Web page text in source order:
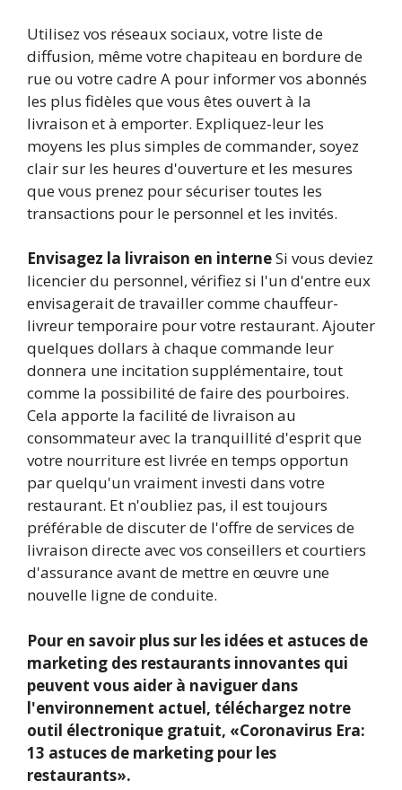
Utilisez vos réseaux sociaux, votre liste de
diffusion, même votre chapiteau en bordure de
rue ou votre cadre A pour informer vos abonnés
les plus fidèles que vous êtes ouvert à la
livraison et à emporter. Expliquez-leur les
moyens les plus simples de commander, soyez
clair sur les heures d'ouverture et les mesures
que vous prenez pour sécuriser toutes les
transactions pour le personnel et les invités.
Envisagez la livraison en interneSi vous deviez
licencier du personnel, vérifiez si l'un d'entre eux
envisagerait de travailler comme chauffeur-
livreur temporaire pour votre restaurant. Ajouter
quelques dollars à chaque commande leur
donnera une incitation supplémentaire, tout
comme la possibilité de faire des pourboires.
Cela apporte la facilité de livraison au
consommateur avec la tranquillité d'esprit que
votre nourriture est livrée en temps opportun
par quelqu'un vraiment investi dans votre
restaurant. Et n'oubliez pas, il est toujours
préférable de discuter de l'offre de services de
livraison directe avec vos conseillers et courtiers
d'assurance avant de mettre en œuvre une
nouvelle ligne de conduite.
Pour en savoir plus sur les idées et astuces de
marketing des restaurants innovantes qui
peuvent vous aider à naviguer dans
l'environnement actuel, téléchargez notre
outil électronique gratuit, «Coronavirus Era:
13 astuces de marketing pour les
restaurants».